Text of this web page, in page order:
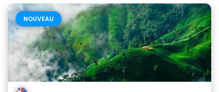
NOUVEAU